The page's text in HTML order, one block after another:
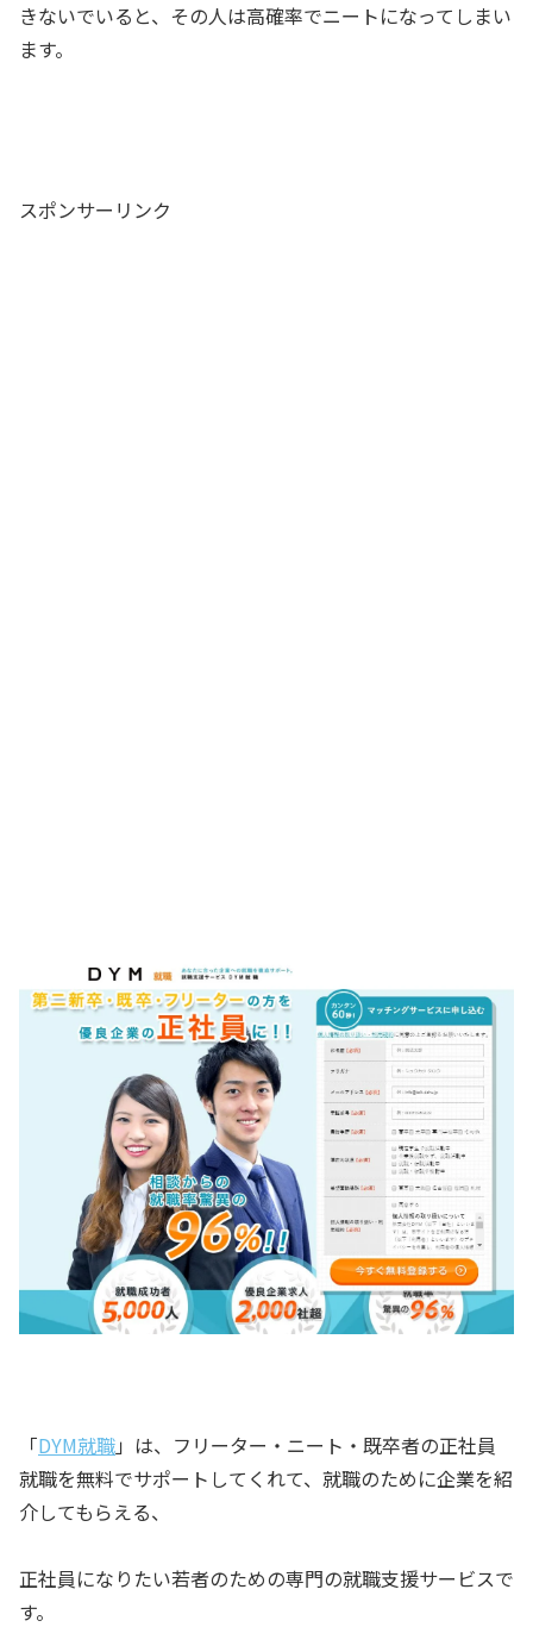
きないでいると、その人は高確率でニートになってしまい
ます。
スポンサーリンク
「DYM就職」は、フリーター・ニート・既卒者の正社員
就職を無料でサポートしてくれて、就職のために企業を紹
介してもらえる、
正社員になりたい若者のための専門の就職支援サービスで
す。